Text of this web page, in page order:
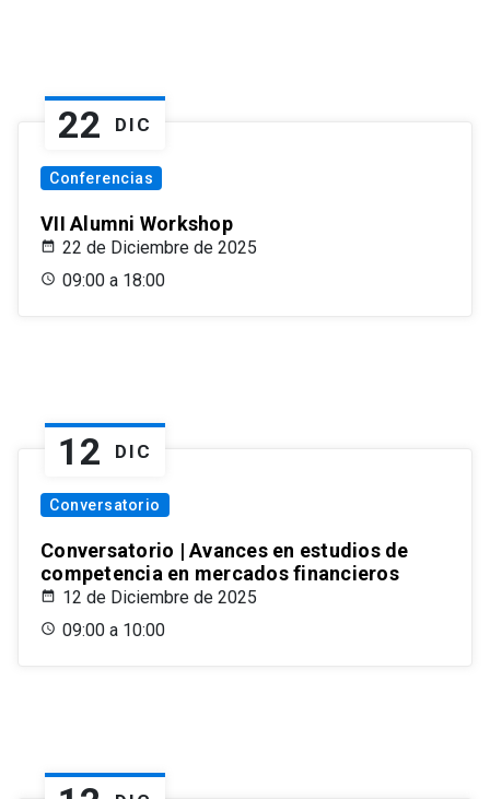
22 DIC
Conferencias
VII Alumni Workshop
22 de Diciembre de 2025
09:00 a 18:00
12 DIC
Conversatorio
Conversatorio | Avances en estudios de
competencia en mercados financieros
12 de Diciembre de 2025
09:00 a 10:00